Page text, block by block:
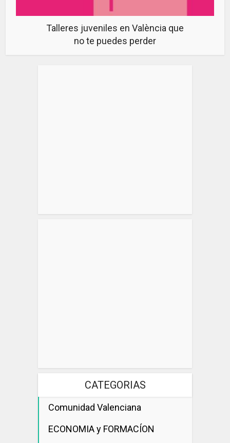
Talleres juveniles en València que
no te puedes perder
CATEGORIAS
Comunidad Valenciana
ECONOMIA y FORMACÍON